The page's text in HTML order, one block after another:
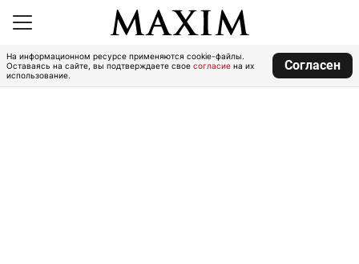
На информационном ресурсе применяются cookie-файлы.
Оставаясь на сайте, вы подтверждаете свое согласие на их
использование.
Согласен